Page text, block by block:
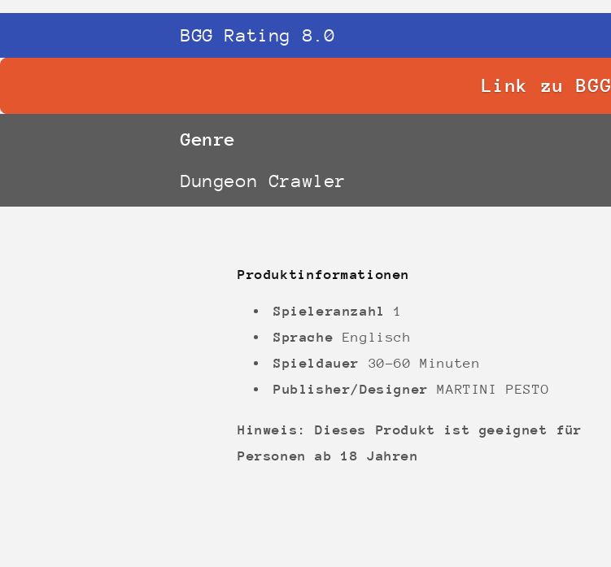
BGG Rating 8.0
Link zu BGG
Genre
Dungeon Crawler
Produktinformationen
Spieleranzahl1
Sprache Englisch
Spieldauer 30-60 Minuten
Publisher/DesignerMARTINI PESTO
Hinweis: Dieses Produkt ist geeignet für
Personen ab 18 Jahren